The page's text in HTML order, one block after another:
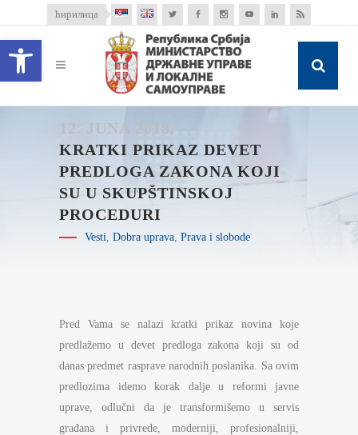
Open toolbar
ћирилица
12. JUNA 2018.
KRATKI PRIKAZ DEVET
PREDLOGA ZAKONA KOJI
SU U SKUPŠTINSKOJ
PROCEDURI
Vesti, Dobra uprava, Prava i slobode
Pred Vama se nalazi kratki prikaz novina koje
predlažemo u devet predloga zakona koji su od
danas predmet rasprave narodnih poslanika. Sa ovim
predlozima idemo korak dalje u reformi javne
uprave, odlučni da je transformišemo u servis
građana i privrede, moderniji, profesionalniji,